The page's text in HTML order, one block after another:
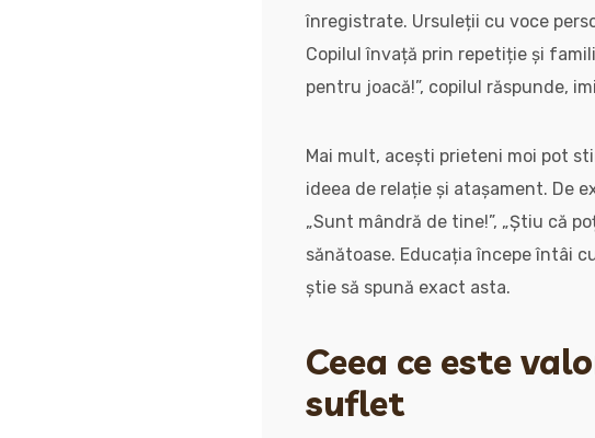
înregistrate. Ursuleții cu voce
Copilul învață prin repetiție și
pentru joacă!”, copilul răspunde,
Mai mult, acești prieteni moi pot
ideea de relație și atașament. De
„Sunt mândră de tine!”, „Știu că
sănătoase. Educația începe întâi
știe să spună exact asta.
Ceea ce este
suflet